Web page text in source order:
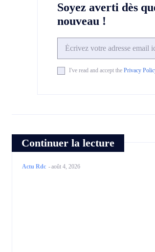
Soyez averti dès
nouveau !
I've read and accept the Privacy
Continuer la lecture
Actu Rdc -août 4, 2026